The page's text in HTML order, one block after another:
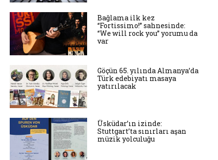
Bağlama ilk kez
“Fortissimo!” sahnesinde:
“We will rock you” yorumu da
var
Göçün 65. yılında Almanya’da
Türk edebiyatı masaya
yatırılacak
Üsküdar’ın izinde:
Stuttgart’ta sınırları aşan
müzik yolculuğu